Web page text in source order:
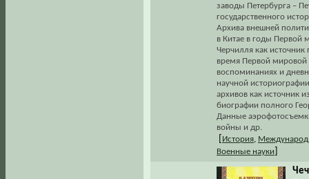
заводы Петербурга –
государственного
Архива внешней
в Китае в годы Первой
Черчилля как
время Первой
воспоминаниях и
научной
архивов как источник
биографии полного
Данные
войны и др.
История
Военные науки